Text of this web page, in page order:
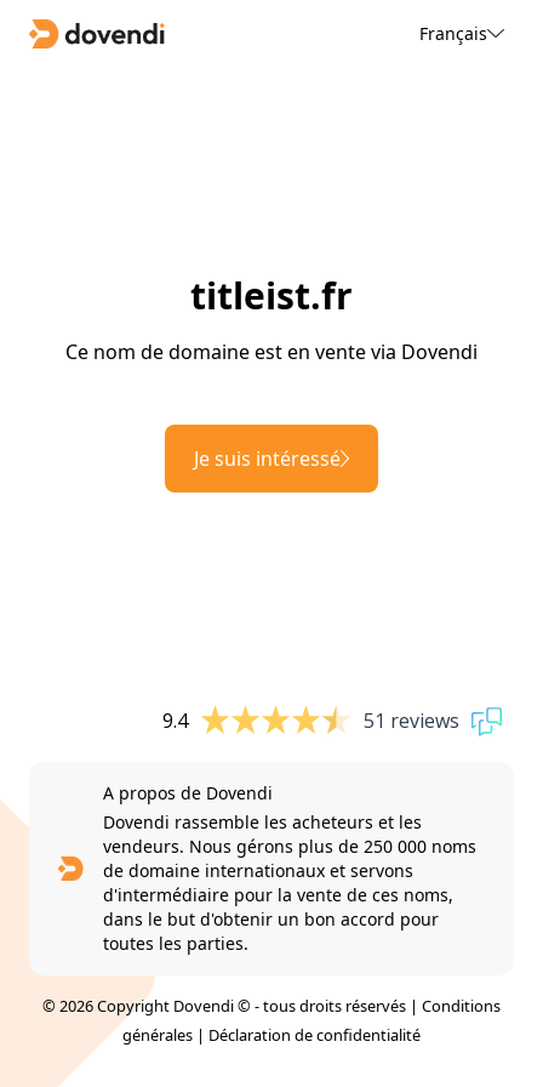
Français
titleist.fr
Ce nom de domaine est en vente via Dovendi
Je suis intéressé
9.4 51 reviews
A propos de Dovendi
Dovendi rassemble les acheteurs et les
vendeurs. Nous gérons plus de 250 000 noms
de domaine internationaux et servons
d'intermédiaire pour la vente de ces noms,
dans le but d'obtenir un bon accord pour
toutes les parties.
© 2026 Copyright Dovendi © - tous droits réservés | Conditions
générales | Déclaration de confidentialité